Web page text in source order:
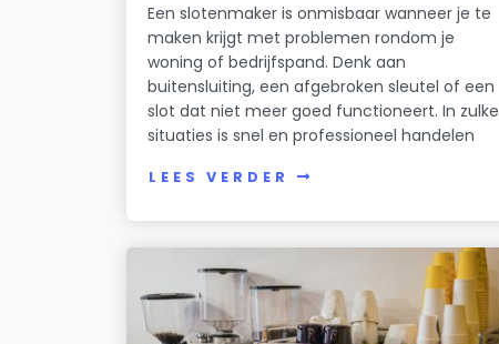
Een slotenmaker is onmisbaar wanneer je te
maken krijgt met problemen rondom je
woning of bedrijfspand. Denk aan
buitensluiting, een afgebroken sleutel of een
slot dat niet meer goed functioneert. In zulke
situaties is snel en professioneel handelen
LEES VERDER